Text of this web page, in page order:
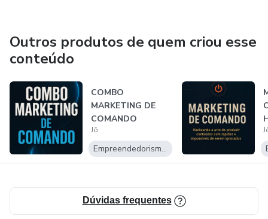
Outros produtos de quem criou esse
conteúdo
COMBO
MARKETING DE
COMANDO
Jô
Empreendedorismo Digital
Dúvidas frequentes